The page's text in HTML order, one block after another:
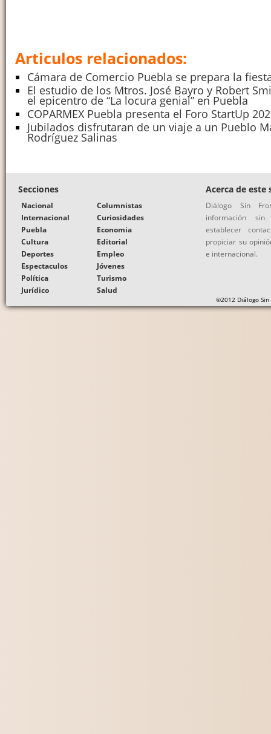
Articulos relacionados:
Cámara de Comercio Puebla se prepara la
El estudio de los Mtros. José Bayro y Robert
el epicentro de “La locura genial” en Puebla
COPARMEX Puebla presenta el Foro StartUp
Jubilados disfrutaran de un viaje a un Pueblo
Rodríguez Salinas
Secciones
Nacional
Internacional
Puebla
Cultura
Deportes
Espectaculos
Política
Jurídico
Columnistas
Curiosidades
Economia
Editorial
Empleo
Jóvenes
Turismo
Salud
Acerca de este
Diálogo Sin
información sin
establecer
propiciar su
e internacional.
©2012 Diálogo